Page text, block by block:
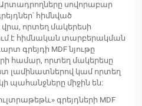
սովորաբար
հիմնված
որտեղ մակերեսի
է հիմնական տարբերակման
գրեյդի MDF նյութը
համար, որտեղ մակերեսը
լամինատներով կամ որտեղ
պահանջները միջին են:
գրեյդների MDF